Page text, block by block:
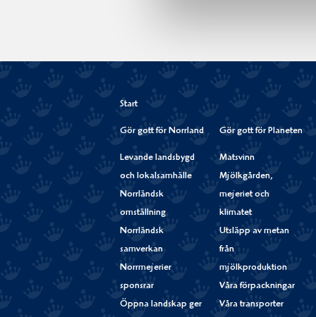
Start
Gör gott för Norrland
Levande landsbygd
och lokalsamhälle
Norrländsk
omställning
Norrländsk
samverkan
Norrmejerier
sponsrar
Öppna landskap ger
Gör gott för Planeten
Matsvinn
Mjölkgården,
mejeriet och
klimatet
Utsläpp av metan
från
mjölkproduktion
Våra förpackningar
Våra transporter